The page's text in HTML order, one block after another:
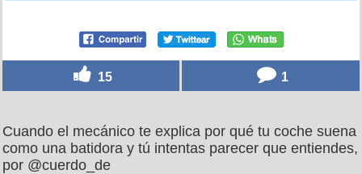
15 1
Cuando el mecánico te explica por qué tu coche suena
como una batidora y tú intentas parecer que entiendes,
por @cuerdo_de